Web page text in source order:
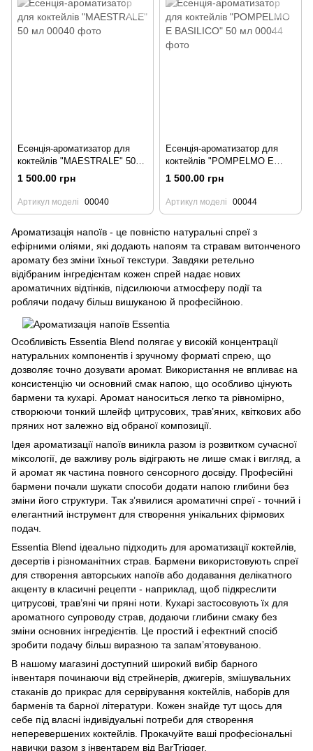
Есенція-ароматизатор для
коктейлів "MAESTRALE" 50
мл
1 500.00 грн
Артикул моделі 00040
Есенція-ароматизатор для
коктейлів "POMPELMO E
BASILICO" 50 мл
1 500.00 грн
Артикул моделі 00044
Ароматизація напоїв - це повністю натуральні спреї з
ефірними оліями, які додають напоям та стравам витонченого
аромату без зміни їхньої текстури. Завдяки ретельно
відібраним інгредієнтам кожен спрей надає нових
ароматичних відтінків, підсилюючи атмосферу події та
роблячи подачу більш вишуканою й професійною.
Особливість Essentia Blend полягає у високій концентрації
натуральних компонентів і зручному форматі спрею, що
дозволяє точно дозувати аромат. Використання не впливає на
консистенцію чи основний смак напою, що особливо цінують
бармени та кухарі. Аромат наноситься легко та рівномірно,
створюючи тонкий шлейф цитрусових, трав’яних, квіткових або
пряних нот залежно від обраної композиції.
Ідея ароматизації напоїв виникла разом із розвитком сучасної
міксології, де важливу роль відіграють не лише смак і вигляд, а
й аромат як частина повного сенсорного досвіду. Професійні
бармени почали шукати способи додати напою глибини без
зміни його структури. Так з’явилися ароматичні спреї - точний і
елегантний інструмент для створення унікальних фірмових
подач.
Essentia Blend ідеально підходить для ароматизації коктейлів,
десертів і різноманітних страв. Бармени використовують спреї
для створення авторських напоїв або додавання делікатного
акценту в класичні рецепти - наприклад, щоб підкреслити
цитрусові, трав’яні чи пряні ноти. Кухарі застосовують їх для
ароматного супроводу страв, додаючи глибини смаку без
зміни основних інгредієнтів. Це простий і ефектний спосіб
зробити подачу більш виразною та запам’ятовуваною.
В нашому магазині доступний широкий вибір барного
інвентаря починаючи від стрейнерів, джигерів, змішувальних
стаканів до прикрас для сервірування коктейлів наборів для
барменів та барної літератури . Кожен знайде тут щось для
себе під власні індивідуальні потреби для створення
неперевершених коктейлів. Прокачуйте ваші професіональні
навички разом з інвентарем від BarTrigger.